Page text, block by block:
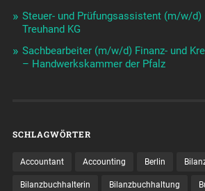
Steuer- und Prüfungsassistent (m/w/
Treuhand KG
Sachbearbeiter (m/w/d) Finanz- und
– Handwerkskammer der Pfalz
SCHLAGWÖRTER
Accountant Accounting Berlin
Bilanzbuchhalterin Bilanzbuchhaltung